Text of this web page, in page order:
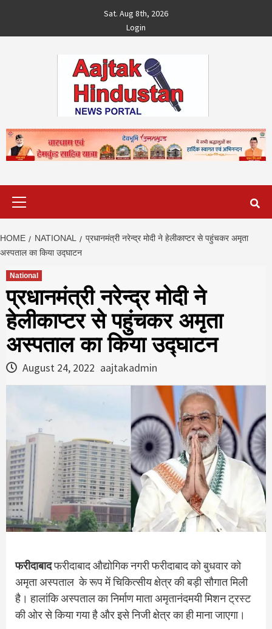
content
Sat. Aug 8th, 2026
Login
HOME NATIONAL
प्रधानमंत्री नरेन्द्र मोदी ने हेलीकाप्टर से पहुंचकर अमृता
अस्पताल का किया उद्घाटन
National
प्रधानमंत्री नरेन्द्र मोदी ने
हेलीकाप्टर से पहुंचकर अमृता
अस्पताल का किया उद्घाटन
August 24, 2022 aajtakadmin
फरीदाबादफरीदाबाद औद्योगिक नगरी फरीदाबाद को बुधवार को
अमृता अस्पताल के रूप में चिकित्सीय क्षेत्र की बड़ी सौगात मिली
है। हालांकि अस्पताल का निर्माण माता अमृतानंदमयी मिशन ट्रस्ट
की ओर से किया गया है और इसे निजी क्षेत्र का ही माना जाएगा।